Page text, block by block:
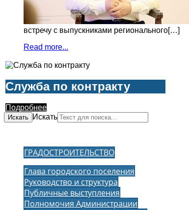
встречу с выпускниками регионального[…]
Read more...
Служба по контракту
Подробнее
Искать Искать
ГРАДОСТРОИТЕЛЬСТВО
Глава городского поселения
Руководство и структура
Публичные выступления
Полномочия Администрации